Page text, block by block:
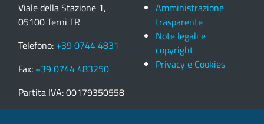
Viale della Stazione 1,
05100 Terni TR
Telefono: +39 0744 4831
Fax: +39 0744 483250
Partita IVA: 00179350558
Amministrazione
trasparente
Note legali e
copyright
Privacy e Cookies